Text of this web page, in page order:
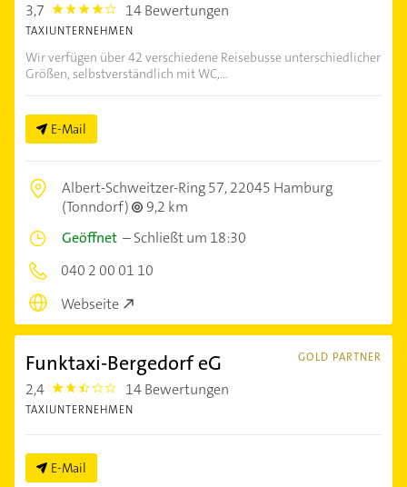
3,7 3.7 14 Bewertungen
TAXIUNTERNEHMEN
Wir verfügen über 42 verschiedene Reisebusse unterschiedlicher
Größen, selbstverständlich mit WC,...
E-Mail
Albert-Schweitzer-Ring 57,22045 Hamburg
(Tonndorf)
9,2 km
Geöffnet –Schließt um 18:30
040 2 00 01 10
Webseite
GOLD PARTNER
Funktaxi-Bergedorf eG
2,4 2.4 14 Bewertungen
TAXIUNTERNEHMEN
E-Mail